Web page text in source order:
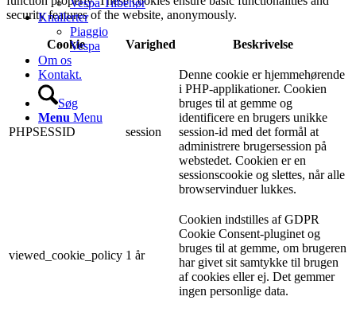
Vespa Tilbehør
Knallerter
Piaggio
Vespa
Om os
Kontakt.
Søg
Menu Menu
security features of the website, anonymously.
Cookie Varighed Beskrivelse
PHPSESSID session
Denne cookie er hjemmehørende
i PHP-applikationer. Cookien
bruges til at gemme og
identificere en brugers unikke
session-id med det formål at
administrere brugersession på
webstedet. Cookien er en
sessionscookie og slettes, når alle
browservinduer lukkes.
viewed_cookie_policy 1 år
Cookien indstilles af GDPR
Cookie Consent-pluginet og
bruges til at gemme, om brugeren
har givet sit samtykke til brugen
af ​​cookies eller ej. Det gemmer
ingen personlige data.